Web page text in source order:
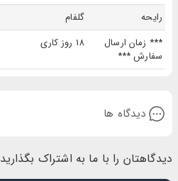
رایحه
گلفام
*** زمان ارسال
سفارش ***
18 روز کاری
دیدگاه ها
دیدگاهتان را با ما به اشتراک بگذارید